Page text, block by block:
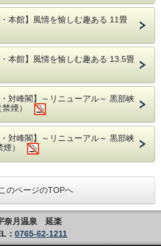
特の甘みを持ち一度食すと忘れられない
山の旬の素材を使った料理も加え、量、
酒
老真丈 清汁仕立て
の割鮮 煎り酒を添えて
海老のお造り
鰻と旬菜
梅肉酢 酢取り茗荷 蓮芋 海ブド
和牛出汁しゃぶ
老米粉揚げ
キの辛味噌焼き
海老の釜めし
出汁
本館】風情を愉しむ趣ある 11畳
本館】風情を愉しむ趣ある 13.5畳
対峰閣】～リニューアル～ 黒部峡
禁煙）
対峰閣】～リニューアル～ 黒部峡
煙）
このページのTOPへ
奈月温泉 延楽
： 0765-62-1211